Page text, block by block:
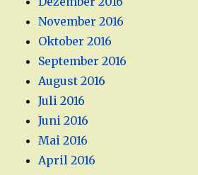
November 2016
Oktober 2016
September 2016
August 2016
Juli 2016
Juni 2016
Mai 2016
April 2016